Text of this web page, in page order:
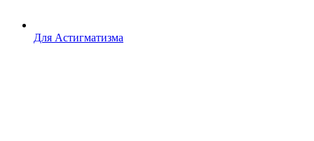
Для Астигматизма